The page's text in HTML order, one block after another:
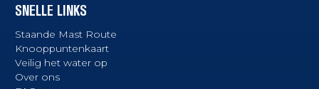
SNELLE LINKS
Staande Mast Route
Knooppuntenkaart
Veilig het water op
Over ons